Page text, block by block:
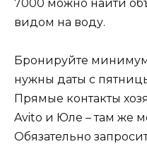
7000 можно найти
видом на воду.
Бронируйте
нужны даты с
Прямые контакты
Avito и Юле – там же
Обязательно